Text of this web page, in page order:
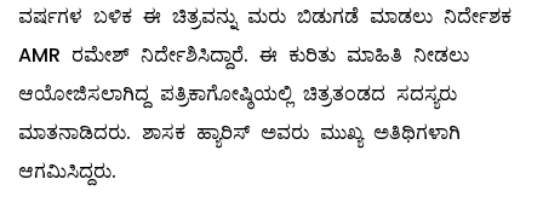
ವರ್ಷಗಳ ಬಳಿಕ ಈ ಚಿತ್ರವನ್ನು ಮರು ಬಿಡುಗಡೆ ಮಾಡಲು ನಿರ್ದೇಶಕ
AMR ರಮೇಶ್ ನಿರ್ದೇಶಿಸಿದ್ದಾರೆ. ಈ ಕುರಿತು ಮಾಹಿತಿ ನೀಡಲು
ಆಯೋಜಿಸಲಾಗಿದ್ದ ಪತ್ರಿಕಾಗೋಷ್ಠಿಯಲ್ಲಿ ಚಿತ್ರತಂಡದ ಸದಸ್ಯರು
ಮಾತನಾಡಿದರು. ಶಾಸಕ ಹ್ಯಾರಿಸ್ ಅವರು ಮುಖ್ಯ ಅತಿಥಿಗಳಾಗಿ
ಆಗಮಿಸಿದ್ದರು.